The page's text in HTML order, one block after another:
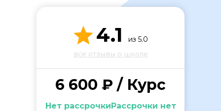
4.1
из 5.0
все отзывы о школе
6 600 ₽ / Курс
Нет рассрочкиРассрочки нет